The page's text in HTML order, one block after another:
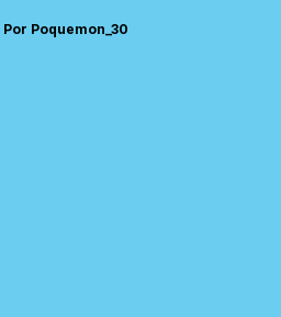
Por Poquemon_30